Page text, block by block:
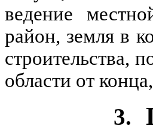
ведение
район, земля в
строительства,
области от
3.